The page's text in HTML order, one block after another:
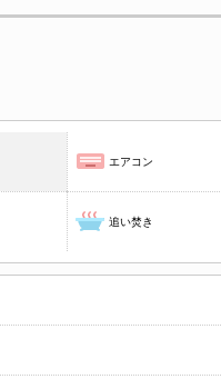
エアコン
追い焚き